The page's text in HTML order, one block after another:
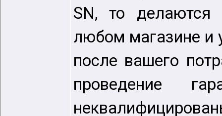
SN, то делаются
любом магазине и
после вашего
проведение